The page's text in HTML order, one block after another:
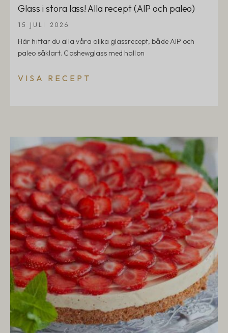
Glass i stora lass! Alla recept (AIP och paleo)
15 JULI 2026
Här hittar du alla våra olika glassrecept, både AIP och
paleo såklart. Cashewglass med hallon
VISA RECEPT